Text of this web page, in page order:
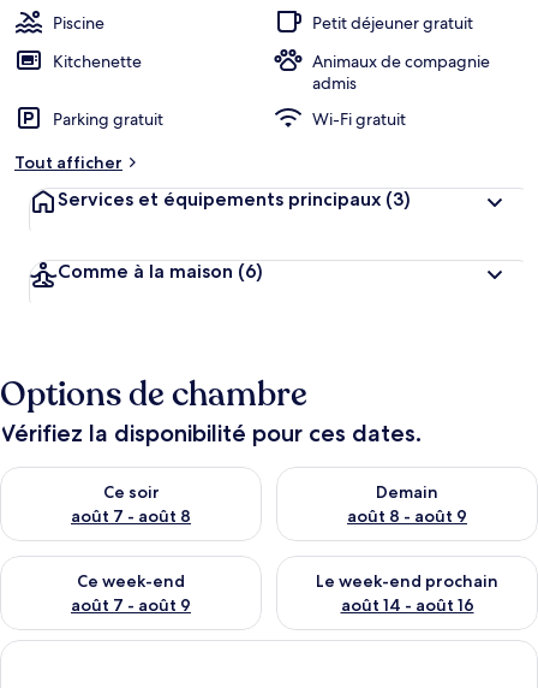
Piscine
Petit déjeuner gratuit
Kitchenette
Animaux de compagnie
admis
Parking gratuit
Wi-Fi gratuit
Tout afficher
Services et équipements principaux (3)
Comme à la maison (6)
Options de chambre
Vérifiez la disponibilité pour ces dates.
Ce soir
août 7 - août 8
Vérifier la disponibilité pour ce soir août 7 - août 8
Demain
août 8 - août 9
Vérifier la disponibilité pour
Ce week-end
août 7 - août 9
Vérifier la disponibilité pour ce week-end août 7 - août 9
Le week-end prochain
août 14 - août 16
Vérifier la disponibilité pour